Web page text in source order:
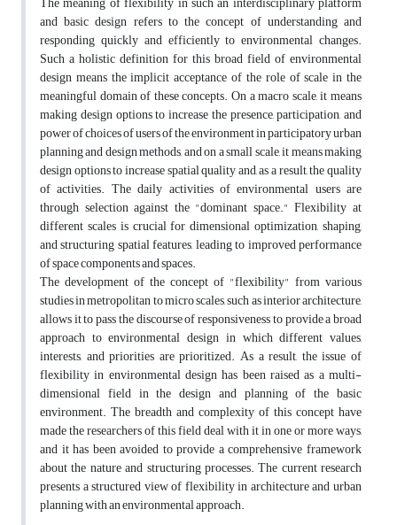
and basic design refers to the concept of understanding and
responding quickly and efficiently to environmental changes.
Such a holistic definition for this broad field of environmental
design means the implicit acceptance of the role of scale in the
meaningful domain of these concepts. On a macro scale, it means
making design options to increase the presence, participation, and
power of choices of users of the environment in participatory urban
planning and design methods, and on a small scale, it means making
design options to increase spatial quality and, as a result, the quality
of activities. The daily activities of environmental users are
through selection against the "dominant space." Flexibility at
different scales is crucial for dimensional optimization, shaping,
and structuring spatial features, leading to improved performance
of space components and spaces.
The development of the concept of "flexibility" from various
studies in metropolitan to micro scales, such as interior architecture,
allows it to pass the discourse of responsiveness to provide a broad
approach to environmental design in which different values,
interests, and priorities are prioritized. As a result, the issue of
flexibility in environmental design has been raised as a multi-
dimensional field in the design and planning of the basic
environment. The breadth and complexity of this concept have
made the researchers of this field deal with it in one or more ways,
and it has been avoided to provide a comprehensive framework
about the nature and structuring processes. The current research
presents a structured view of flexibility in architecture and urban
planning with an environmental approach.